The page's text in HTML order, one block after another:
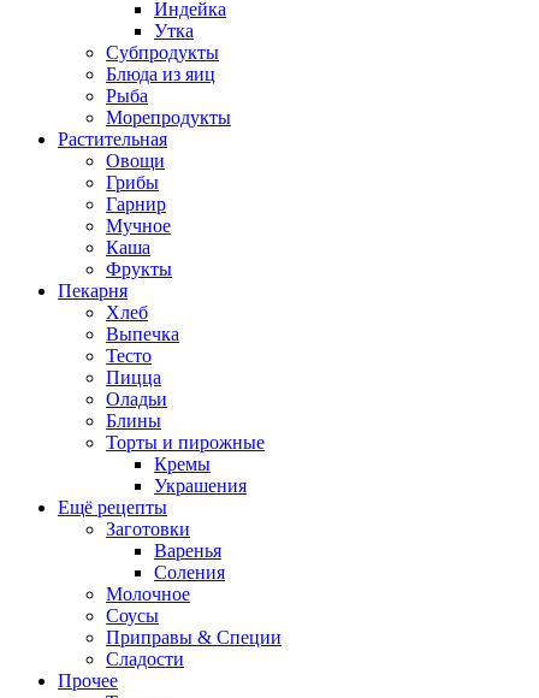
Индейка
Утка
Субпродукты
Блюда из яиц
Рыба
Морепродукты
Растительная
Овощи
Грибы
Гарнир
Мучное
Каша
Фрукты
Пекарня
Хлеб
Выпечка
Тесто
Пицца
Оладьи
Блины
Торты и пирожные
Кремы
Украшения
Ещё рецепты
Заготовки
Варенья
Соления
Молочное
Соусы
Приправы & Специи
Сладости
Прочее